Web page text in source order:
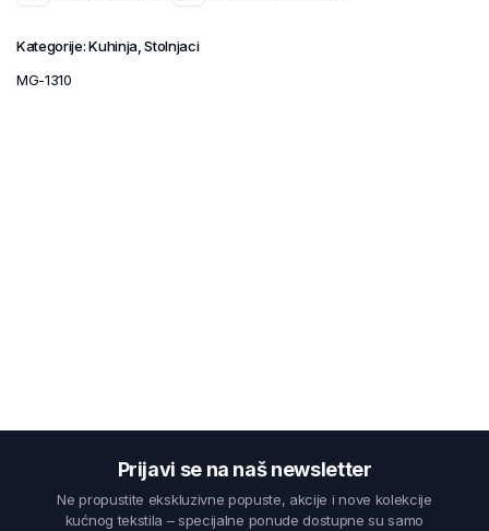
Kategorije:Kuhinja,Stolnjaci
MG-1310
Prijavi se na naš newsletter
Ne propustite ekskluzivne popuste, akcije i nove kolekcije
kućnog tekstila – specijalne ponude dostupne su samo